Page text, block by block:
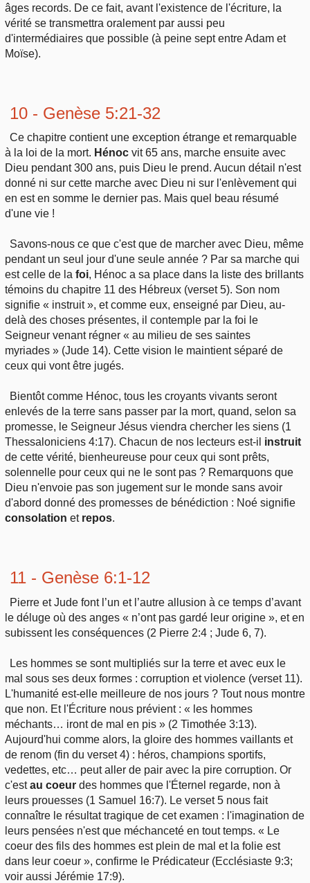
âges records. De ce fait, avant l'existence de l'écriture, la
vérité se transmettra oralement par aussi peu
d'intermédiaires que possible (à peine sept entre Adam et
Moïse).
10 - Genèse 5:21-32
Ce chapitre contient une exception étrange et remarquable
à la loi de la mort. Hénoc vit 65 ans, marche ensuite avec
Dieu pendant 300 ans, puis Dieu le prend. Aucun détail n'est
donné ni sur cette marche avec Dieu ni sur l'enlèvement qui
en est en somme le dernier pas. Mais quel beau résumé
d'une vie !
Savons-nous ce que c'est que de marcher avec Dieu, même
pendant un seul jour d'une seule année ? Par sa marche qui
est celle de la foi, Hénoc a sa place dans la liste des brillants
témoins du chapitre 11 des Hébreux (verset 5). Son nom
signifie « instruit », et comme eux, enseigné par Dieu, au-
delà des choses présentes, il contemple par la foi le
Seigneur venant régner « au milieu de ses saintes
myriades » (Jude 14). Cette vision le maintient séparé de
ceux qui vont être jugés.
Bientôt comme Hénoc, tous les croyants vivants seront
enlevés de la terre sans passer par la mort, quand, selon sa
promesse, le Seigneur Jésus viendra chercher les siens (1
Thessaloniciens 4:17). Chacun de nos lecteurs est-il instruit
de cette vérité, bienheureuse pour ceux qui sont prêts,
solennelle pour ceux qui ne le sont pas ? Remarquons que
Dieu n'envoie pas son jugement sur le monde sans avoir
d'abord donné des promesses de bénédiction : Noé signifie
consolation et repos.
11 - Genèse 6:1-12
Pierre et Jude font l’un et l’autre allusion à ce temps d’avant
le déluge où des anges « n’ont pas gardé leur origine », et en
subissent les conséquences (2 Pierre 2:4 ; Jude 6, 7).
Les hommes se sont multipliés sur la terre et avec eux le
mal sous ses deux formes : corruption et violence (verset 11).
L'humanité est-elle meilleure de nos jours ? Tout nous montre
que non. Et l'Écriture nous prévient : « les hommes
méchants… iront de mal en pis » (2 Timothée 3:13).
Aujourd'hui comme alors, la gloire des hommes vaillants et
de renom (fin du verset 4) : héros, champions sportifs,
vedettes, etc… peut aller de pair avec la pire corruption. Or
c'estau coeur des hommes que l'Éternel regarde, non à
leurs prouesses (1 Samuel 16:7). Le verset 5 nous fait
connaître le résultat tragique de cet examen : l'imagination de
leurs pensées n'est que méchanceté en tout temps. « Le
coeur des fils des hommes est plein de mal et la folie est
dans leur coeur », confirme le Prédicateur (Ecclésiaste 9:3;
voir aussi Jérémie 17:9).